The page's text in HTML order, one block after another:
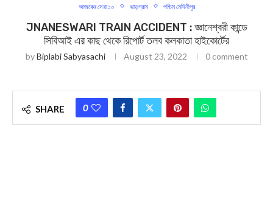
আজকের সেরা ১০ ঝাড়গ্রাম পশ্চিম মেদিনীপুর
JNANESWARI TRAIN ACCIDENT : জ্ঞানেশ্বরী কান্ডে
সিবিআই এর কাছ থেকে রিপোর্ট তলব কলকাতা হাইকোর্টের
byBiplabi Sabyasachi August 23, 2022 0 comment
SHARE 0